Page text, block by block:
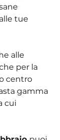
tue
alle
per la
centro
gamma
cui